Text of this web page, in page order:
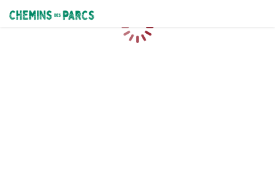
Chemins des Parcs
Caricamento